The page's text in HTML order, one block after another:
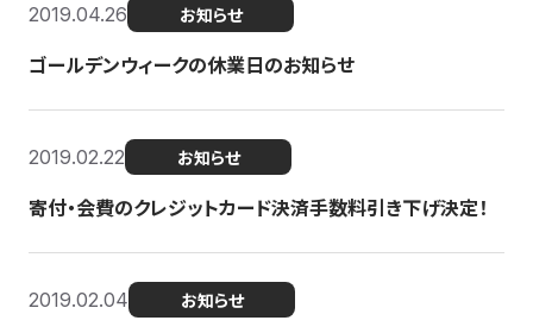
2019.04.26 お知らせ
ゴールデンウィークの休業日のお知らせ
2019.02.22 お知らせ
寄付・会費のクレジットカード決済手数料引き下げ決定！
2019.02.04 お知らせ